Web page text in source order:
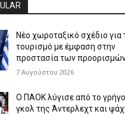
Νέο χωροταξικό σχέδιο για
τουρισμό με έμφαση στην
προστασία των
7 Αυγούστου 2026
Ο ΠΑΟΚ λύγισε από το
γκολ της Άντερλεχτ και